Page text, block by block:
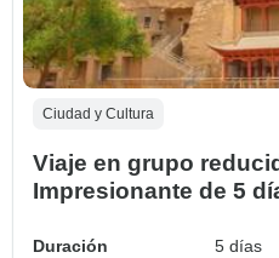
Ciudad y Cultura
Viaje en grupo
Impresionante de 5
Duración
5 días